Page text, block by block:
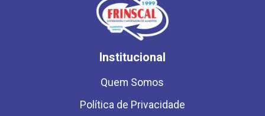
Institucional
Quem Somos
Política de Privacidade